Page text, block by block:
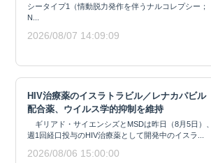
シータイプ1（情動脱力発作を伴うナルコレプシー；
N...
2026/08/07 14:09:09
HIV治療薬のイスラトラビル／レナカパビル
配合薬、ウイルス学的抑制を維持
ギリアド・サイエンシズとMSDは昨日（8月5日）、
週1回経口投与のHIV治療薬として開発中のイスラ...
2026/08/06 15:00:00